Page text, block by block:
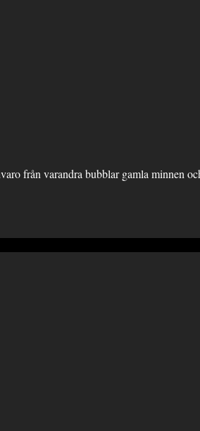
från varandra bubblar gamla minnen